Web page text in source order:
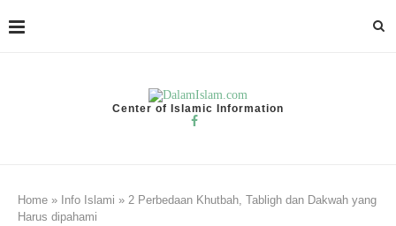
Center of Islamic Information
Home » Info Islami » 2 Perbedaan Khutbah, Tabligh dan Dakwah yang
Harus dipahami